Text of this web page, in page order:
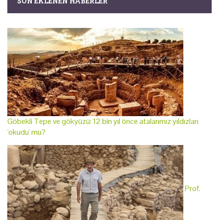
Göbekli Tepe ve gökyüzü: 12 bin yıl önce atalarımız yıldızları
'okudu' mu?
Prof.